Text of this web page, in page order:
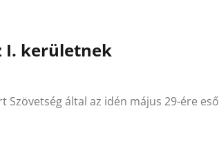
I. kerületnek
által az idén május 29-ére eső